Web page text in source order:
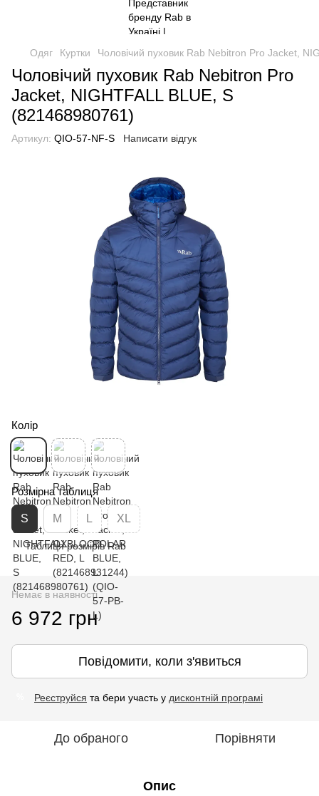
Одяг Куртки Чоловічий пуховик Rab Nebitron Pro Jacket,
Чоловічий пуховик Rab Nebitron Pro
Jacket, NIGHTFALL BLUE, S
(821468980761)
Артикул: QIO-57-NF-S Написати відгук
Колір
Розмірна таблиця
S M L XL
Таблиця розмірів Rab
Немає в наявності
6 972 грн
Повідомити, коли з'явиться
Реєструйся та бери участь у дисконтній програмі
До обраного Порівняти
Опис